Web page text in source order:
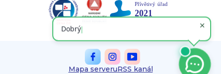
Mapa serveruRSS kanál